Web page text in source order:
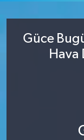
Güce
Hava
Süper Lig
Tüm Manşetler